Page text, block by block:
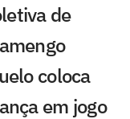
de
coloca
em jogo